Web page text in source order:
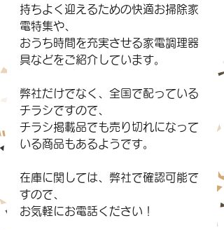
持ちよく迎えるための快適お掃除家
電特集や、
おうち時間を充実させる家電調理器
具などをご紹介しています。
弊社だけでなく、全国で配っている
チラシですので、
チラシ掲載品でも売り切れになって
いる商品もあるようです。
在庫に関しては、弊社で確認可能で
すので、
お気軽にお電話ください！